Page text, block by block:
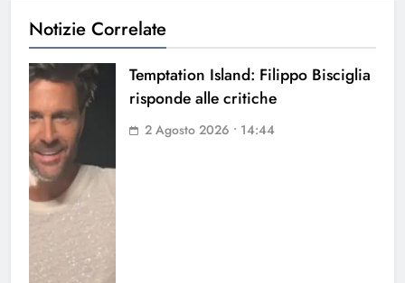
Notizie Correlate
Temptation Island: Filippo Bisciglia
risponde alle critiche
2 Agosto 2026 • 14:44